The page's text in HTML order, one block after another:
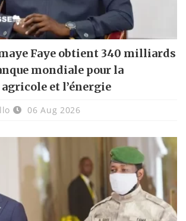
Faye obtient 340 milliards
mondiale pour la
et l’énergie
06 Aug 2026